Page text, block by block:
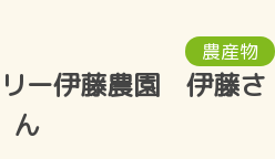
農産物
ー伊藤農園 伊藤さ
ん